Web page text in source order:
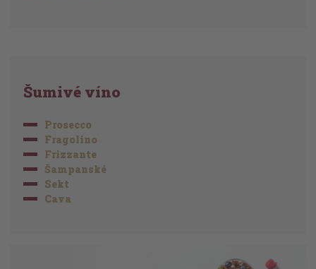
Šumivé víno
Prosecco
Fragolino
Frizzante
Šampanské
Sekt
Cava